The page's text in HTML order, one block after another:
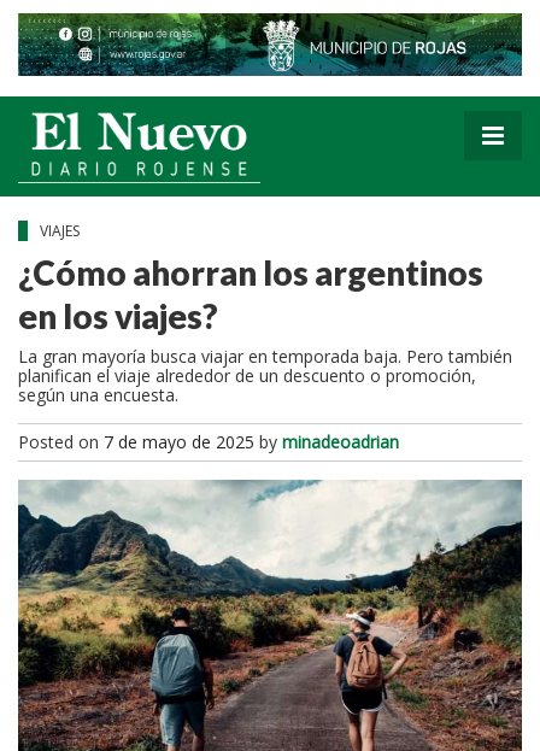
VIAJES
¿Cómo ahorran los argentinos
en los viajes?
La gran mayoría busca viajar en temporada baja. Pero también
planifican el viaje alrededor de un descuento o promoción,
según una encuesta.
Posted on 7 de mayo de 2025 by minadeoadrian